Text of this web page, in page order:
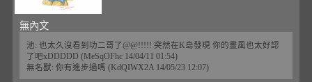
無內文
池: 也太久沒看到功二哥了@@!!!!! 突然在K島發現 你的畫風也太好認
了吧xDDDDD (MeSqOFhc 14/04/11 01:54)
無名獸: 你有進步過嗎 (KdQIWX2A 14/05/23 12:07)